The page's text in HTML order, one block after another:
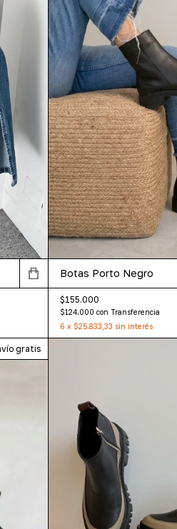
Botas Porto Negro
$155.000
$124.000 con Transferencia
6 x $25.833,33 sin interés
gratis